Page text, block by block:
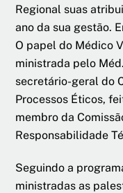
Regional suas
ano da sua gestão.
O papel do Médico
ministrada pelo
secretário-geral do
Processos Éticos,
membro da
Responsabilidade
Seguindo a
ministradas as